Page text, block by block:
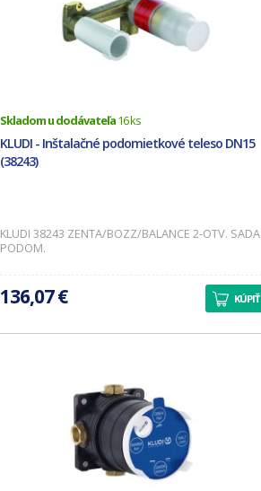
Skladom u dodávateľa16 ks
KLUDI - Inštalačné podomietkové teleso DN15
(38243)
KLUDI 38243 ZENTA/BOZZ/BALANCE 2-OTV. SADA
PODOM.
136,07 € KÚPIŤ